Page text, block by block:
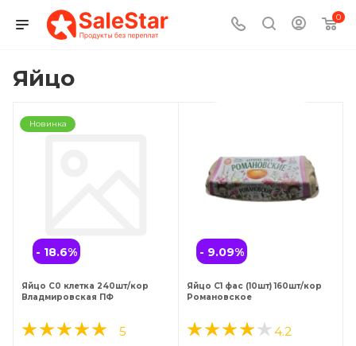
0
Яйцо
- 18.6%
Новинка
Яйцо С0 клетка 240шт/кор
Владмировская ПФ
5
- 9.09%
Яйцо С1 фас (10шт) 160шт/кор
Романовское
4.2